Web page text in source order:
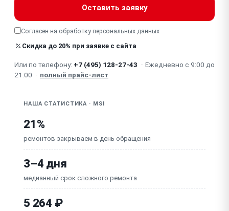
Повреждён / деформирован радиатор / кулер (от
падения)
Физическое повреждение / сломан PCIe-разъём
(надлом платы)
комплексный отказ)
Оставить заявку
Согласен на обработку персональных данных
Скидка до 20% при заявке с сайта
Или по телефону: +7 (495) 128-27-43 · Ежедневно с 9:00 до
21:00 · полный прайс-лист
НАША СТАТИСТИКА · MSI
21%
ремонтов закрываем в день обращения
3–4 дня
медианный срок сложного ремонта
5 264 ₽